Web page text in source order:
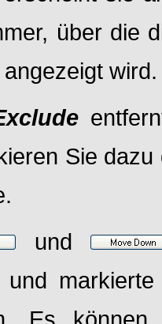
über die
wird.
Sie
und
und
Es